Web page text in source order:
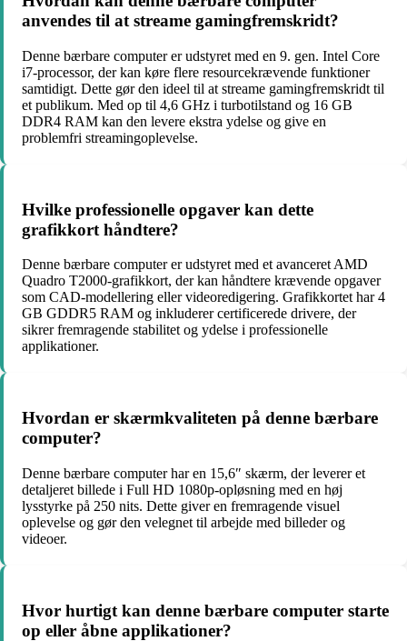
anvendes til at streame gamingfremskridt?
Denne bærbare computer er udstyret med en 9. gen. Intel Core
i7-processor, der kan køre flere resourcekrævende funktioner
samtidigt. Dette gør den ideel til at streame gamingfremskridt til
et publikum. Med op til 4,6 GHz i turbotilstand og 16 GB
DDR4 RAM kan den levere ekstra ydelse og give en
problemfri streamingoplevelse.
Hvilke professionelle opgaver kan dette
grafikkort håndtere?
Denne bærbare computer er udstyret med et avanceret AMD
Quadro T2000-grafikkort, der kan håndtere krævende opgaver
som CAD-modellering eller videoredigering. Grafikkortet har 4
GB GDDR5 RAM og inkluderer certificerede drivere, der
sikrer fremragende stabilitet og ydelse i professionelle
applikationer.
Hvordan er skærmkvaliteten på denne bærbare
computer?
Denne bærbare computer har en 15,6″ skærm, der leverer et
detaljeret billede i Full HD 1080p-opløsning med en høj
lysstyrke på 250 nits. Dette giver en fremragende visuel
oplevelse og gør den velegnet til arbejde med billeder og
videoer.
Hvor hurtigt kan denne bærbare computer starte
op eller åbne applikationer?